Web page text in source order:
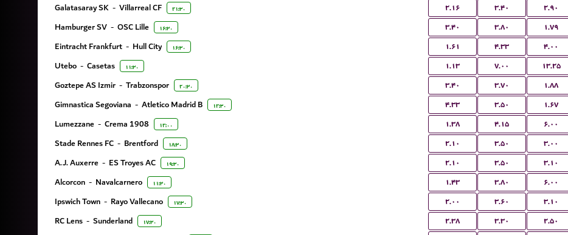
Galatasaray SK - Villarreal CF ۲۱:۳۰ ۲.۱۶ ۳.۴۰ ۲.۹۰
Hamburger SV - OSC Lille ۱۶:۳۰ ۳.۴۰ ۳.۸۰ ۱.۷۹
Eintracht Frankfurt - Hull City ۱۶:۳۰ ۱.۶۱ ۴.۳۳ ۴.۰۰
Utebo - Casetas ۱۱:۳۰ ۱.۱۳ ۷.۰۰ ۱۳.۲۵
Goztepe AS Izmir - Trabzonspor ۲۰:۳۰ ۳.۴۰ ۳.۷۰ ۱.۸۸
Gimnastica Segoviana - Atletico Madrid B ۱۲:۳۰ ۴.۳۳ ۳.۵۰ ۱.۶۷
Lumezzane - Crema 1908 ۱۲:۰۰ ۱.۳۸ ۴.۱۵ ۶.۰۰
Stade Rennes FC - Brentford ۱۸:۳۰ ۲.۱۰ ۳.۵۰ ۳.۰۰
A.J. Auxerre - ES Troyes AC ۱۹:۳۰ ۲.۱۰ ۳.۵۰ ۳.۱۰
Alcorcon - Navalcarnero ۱۱:۳۰ ۱.۴۳ ۳.۸۰ ۶.۰۰
Ipswich Town - Rayo Vallecano ۱۷:۳۰ ۲.۰۰ ۳.۶۰ ۳.۱۰
RC Lens - Sunderland ۱۷:۳۰ ۲.۳۸ ۳.۳۰ ۲.۵۰